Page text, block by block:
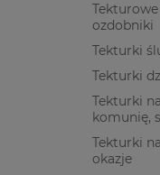
ozdobniki
Tekturki
Tekturki
Tekturki
komunię,
Tekturki
okazje